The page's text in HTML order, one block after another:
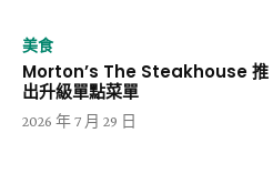
美食
Morton’s The Steakhouse 推
出升級單點菜單
2026 年 7 月 29 日